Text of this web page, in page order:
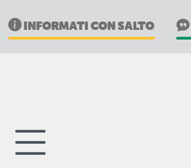
INFORMATI CON SALTO